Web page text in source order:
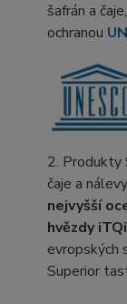
šafrán a
ochranou
2. Produkty
čaje a
nejvyšší
hvězdy
evropských
Superior